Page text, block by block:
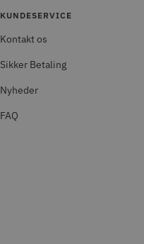
KUNDESERVICE
Kontakt os
Sikker Betaling
Nyheder
FAQ